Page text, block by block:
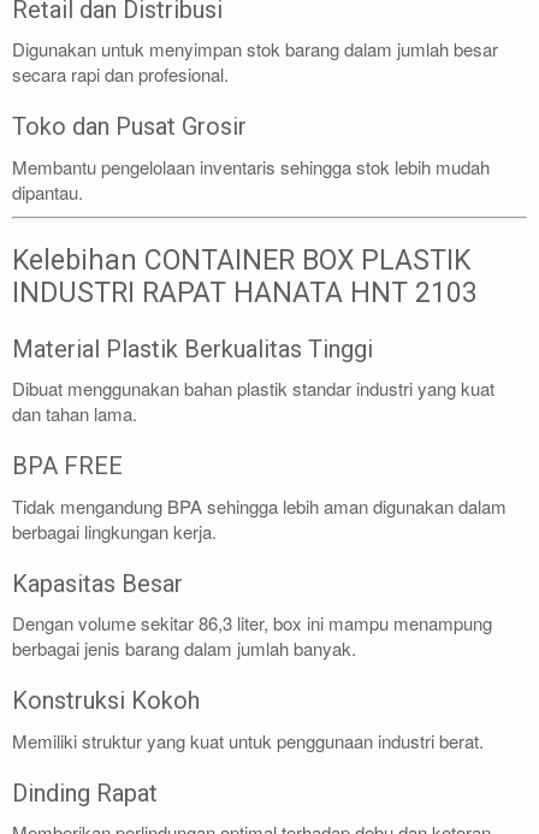
Retail dan Distribusi
Digunakan untuk menyimpan stok barang dalam jumlah besar
secara rapi dan profesional.
Toko dan Pusat Grosir
Membantu pengelolaan inventaris sehingga stok lebih mudah
dipantau.
Kelebihan CONTAINER BOX PLASTIK
INDUSTRI RAPAT HANATA HNT 2103
Material Plastik Berkualitas Tinggi
Dibuat menggunakan bahan plastik standar industri yang kuat
dan tahan lama.
BPA FREE
Tidak mengandung BPA sehingga lebih aman digunakan dalam
berbagai lingkungan kerja.
Kapasitas Besar
Dengan volume sekitar 86,3 liter, box ini mampu menampung
berbagai jenis barang dalam jumlah banyak.
Konstruksi Kokoh
Memiliki struktur yang kuat untuk penggunaan industri berat.
Dinding Rapat